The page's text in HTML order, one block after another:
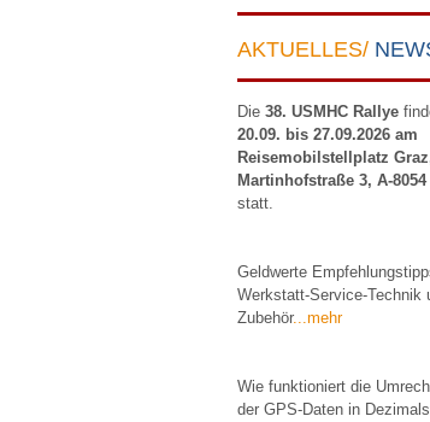
AKTUELLES/
Die 38. USMHC Rallye
20.09. bis 27.09.2026 am
Reisemobilstellplatz
Martinhofstraße 3, A-8054
statt.
Geldwerte
Werkstatt-Service-Technik
Zubehör...mehr
Wie funktioniert die
der GPS-Daten in